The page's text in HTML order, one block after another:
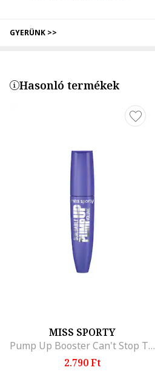
GYERÜNK >>
Hasonló termékek
MISS SPORTY
Pump Up Booster Can't Stop The Volume Szempillaspirál
2.790 Ft